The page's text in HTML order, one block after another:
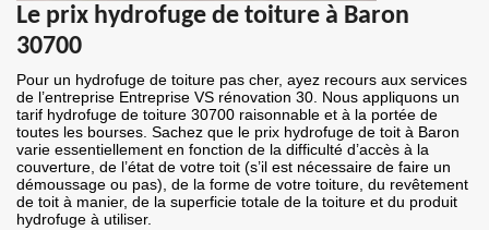
Le prix hydrofuge de toiture à Baron
30700
Pour un hydrofuge de toiture pas cher, ayez recours aux services
de l’entreprise Entreprise VS rénovation 30. Nous appliquons un
tarif hydrofuge de toiture 30700 raisonnable et à la portée de
toutes les bourses. Sachez que le prix hydrofuge de toit à Baron
varie essentiellement en fonction de la difficulté d’accès à la
couverture, de l’état de votre toit (s’il est nécessaire de faire un
démoussage ou pas), de la forme de votre toiture, du revêtement
de toit à manier, de la superficie totale de la toiture et du produit
hydrofuge à utiliser.